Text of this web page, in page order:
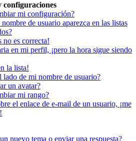
configuraciones
mi configuración?
de usuario aparezca en las listas
no es correcta!
en mi perfil, ¡pero la hora sigue siendo
la lista!
lado de mi nombre de usuario?
un avatar?
mi rango?
el enlace de e-mail de un usuario, ¡me
nuevo tema o enviar una respuesta?